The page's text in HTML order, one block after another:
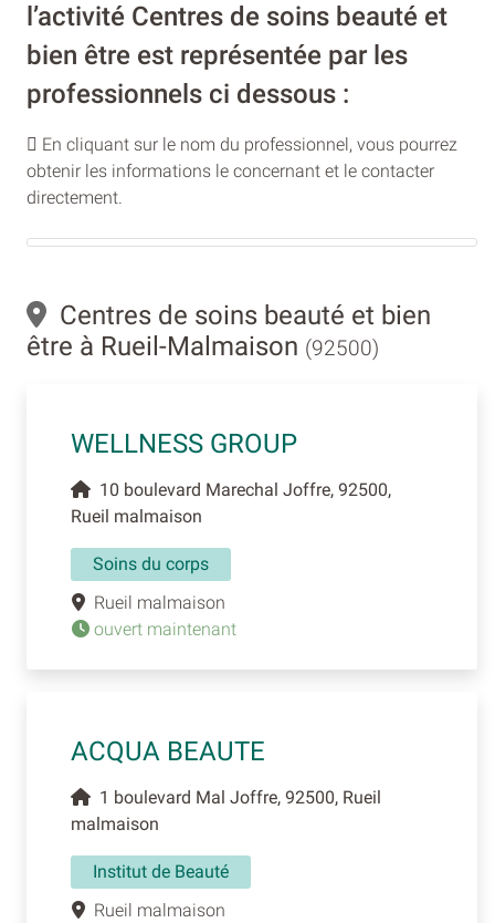
l’activité Centres de soins beauté et
bien être est représentée par les
professionnels ci dessous :
En cliquant sur le nom du professionnel, vous pourrez
obtenir les informations le concernant et le contacter
directement.
Centres de soins beauté et bien
être à Rueil-Malmaison (92500)
WELLNESS GROUP
10 boulevard Marechal Joffre, 92500,
Rueil malmaison
Soins du corps
Rueil malmaison
ouvert maintenant
ACQUA BEAUTE
1 boulevard Mal Joffre, 92500, Rueil
malmaison
Institut de Beauté
Rueil malmaison